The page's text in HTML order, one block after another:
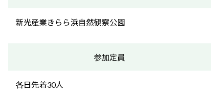
新光産業きらら浜自然観察公園
参加定員
各日先着30人